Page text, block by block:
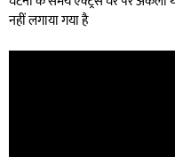
नहीं लगाया गया है